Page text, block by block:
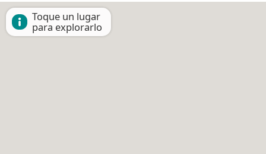
Toque un lugar
para explorarlo